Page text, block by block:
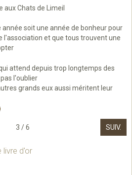
aux Chats de Limeil
soit une année de bonheur pour
l'association et que tous trouvent une
attend depuis trop longtemps des
l'oublier
grands eux aussi méritent leur
3 / 6 SUIV.
livre d'or